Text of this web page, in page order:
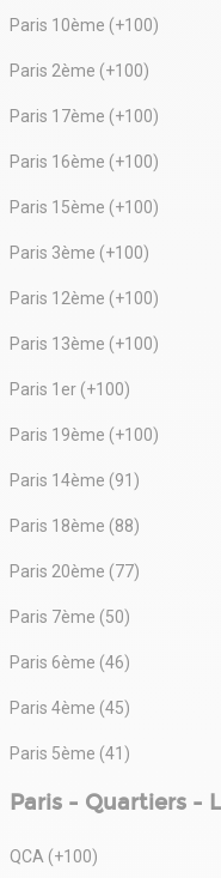
Paris 10ème (+100)
Paris 2ème (+100)
Paris 17ème (+100)
Paris 16ème (+100)
Paris 15ème (+100)
Paris 3ème (+100)
Paris 12ème (+100)
Paris 13ème (+100)
Paris 1er (+100)
Paris 19ème (+100)
Paris 14ème (91)
Paris 18ème (88)
Paris 20ème (77)
Paris 7ème (50)
Paris 6ème (46)
Paris 4ème (45)
Paris 5ème (41)
Paris - Quartiers -
QCA (+100)